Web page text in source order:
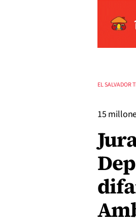
EL SALVADOR
15